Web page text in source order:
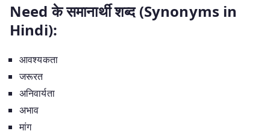
Need के समानार्थी शब्द (Synonyms in
Hindi):
आवश्यकता
जरूरत
अनिवार्यता
अभाव
मांग